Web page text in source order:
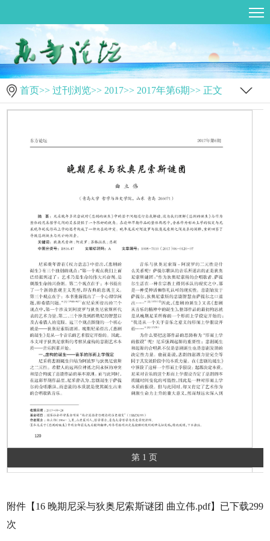
首页>> 过刊浏览>> 2017>> 2017年第6期>> 正文
第 1 页
附件【 16 晚期尼采与狄奥尼索斯谜团 曲立伟.pdf】已下载299
次